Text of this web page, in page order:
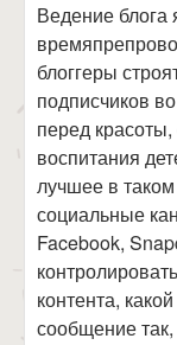
Ведение блога
блоггеры
подписчиков
перед
воспитания
лучшее в таком
социальные
Facebook,
контента,
сообщение